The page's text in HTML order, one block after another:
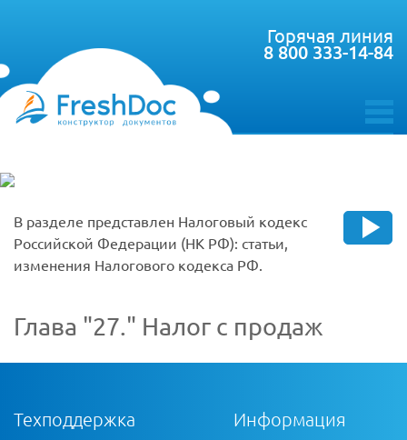
toggle
Горячая линия
8 800 333-14-84
В разделе представлен Налоговый кодекс
Российской Федерации (НК РФ): статьи,
изменения Налогового кодекса РФ.
Глава 27. Налог с продаж
Техподдержка Информация